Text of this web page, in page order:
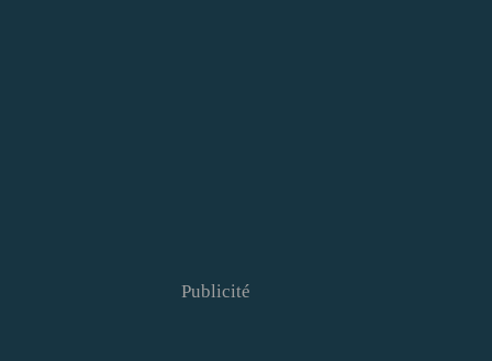
Publicité